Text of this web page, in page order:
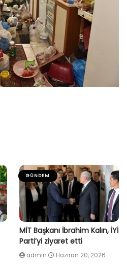
GÜNDEM
MİT Başkanı İbrahim Kalın, İYİ
Parti’yi ziyaret etti
admin Haziran 20, 2026